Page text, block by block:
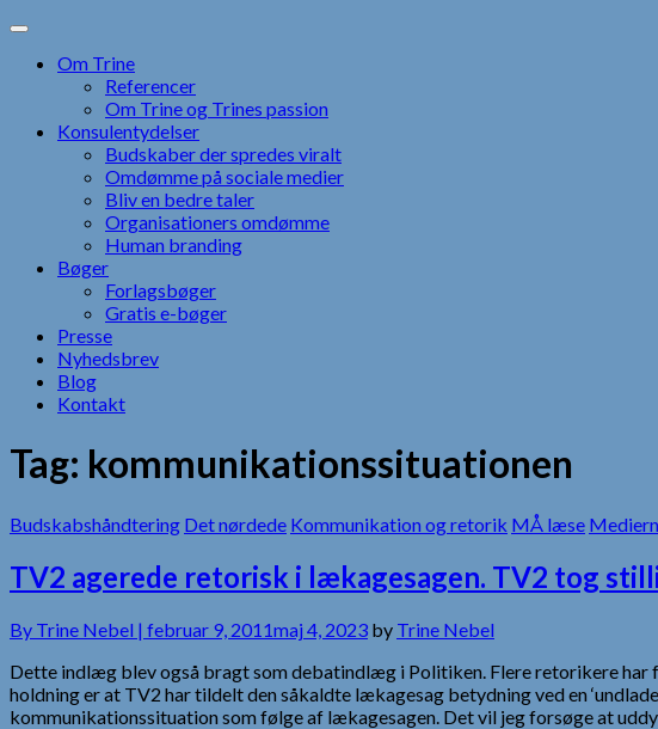
Skip
contentOm Trine
Referencer
Om Trine og Trines passion
Konsulentydelser
Budskaber der spredes viralt
Omdømme på sociale medier
Bliv en bedre taler
Organisationers omdømme
Human branding
Bøger
Forlagsbøger
Gratis e-bøger
Presse
Nyhedsbrev
Blog
Kontakt
Tag: kommunikationssituationen
Budskabshåndtering Det nørdede Kommunikation og retorik MÅ læse
TV2 agerede retorisk i lækagesagen. TV2 tog
By Trine Nebel | februar 9, 2011maj 4, 2023 by Trine Nebel
Dette indlæg blev også bragt som debatindlæg i Politiken. Flere retorikere
holdning er at TV2 har tildelt den såkaldte lækagesag betydning ved en
kommunikationssituation som følge af lækagesagen. Det vil jeg forsøge at